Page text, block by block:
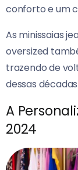
conforto e um
As minissaias
oversized
trazendo de
dessas décadas.
A
2024